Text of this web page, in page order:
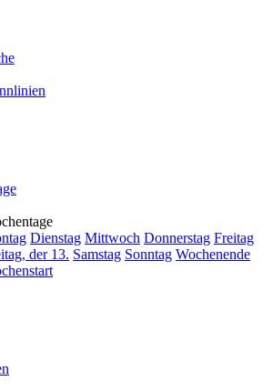
Dienstag Mittwoch Donnerstag Freitag
der 13. Samstag Sonntag Wochenende